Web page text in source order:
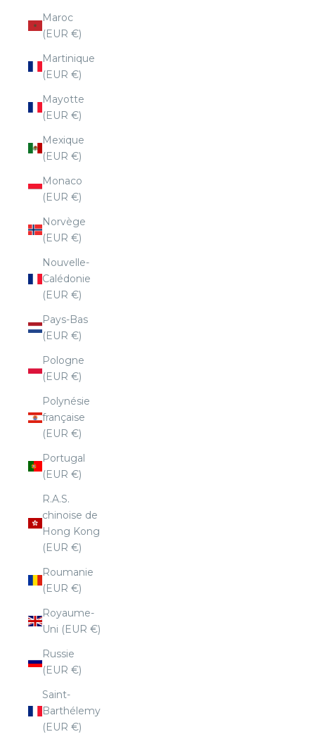
Maroc
(EUR €)
Martinique
(EUR €)
Mayotte
(EUR €)
Mexique
(EUR €)
Monaco
(EUR €)
Norvège
(EUR €)
Nouvelle-
Calédonie
(EUR €)
Pays-Bas
(EUR €)
Pologne
(EUR €)
Polynésie
française
(EUR €)
Portugal
(EUR €)
R.A.S.
chinoise de
Hong Kong
(EUR €)
Roumanie
(EUR €)
Royaume-
Uni (EUR €)
Russie
(EUR €)
Saint-
Barthélemy
(EUR €)